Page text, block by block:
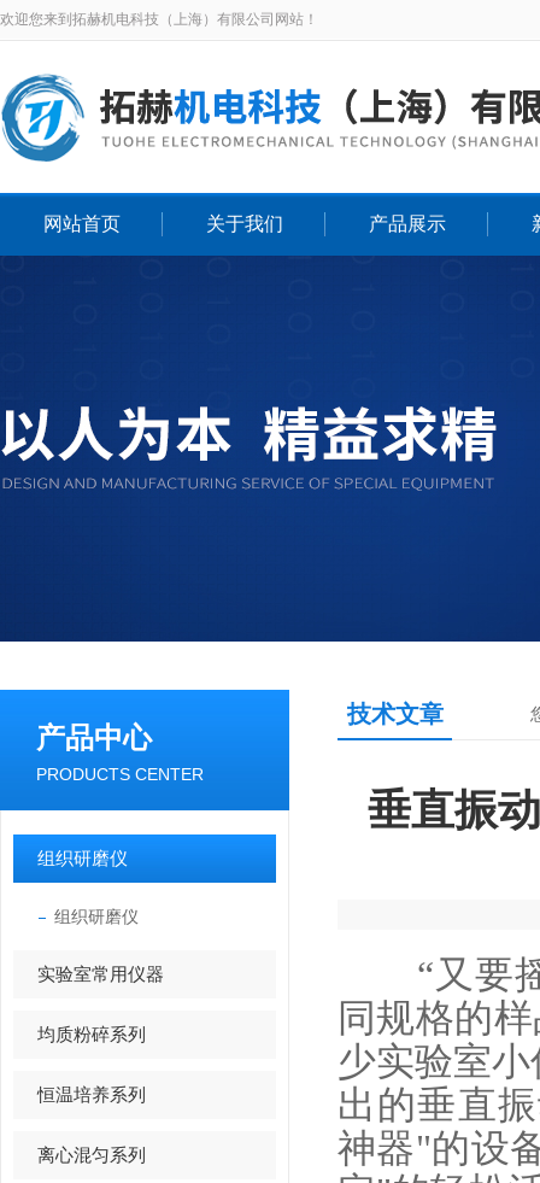
欢迎您来到拓赫机电科技（上海）有限公司网站！
网站首页 关于我们 产品展示
产品中心
PRODUCTS CENTER
组织研磨仪
组织研磨仪
实验室常用仪器
均质粉碎系列
恒温培养系列
离心混匀系列
技术文章
垂直振
“又要摇
同规格的
少实验室
出的垂直
神器"的设